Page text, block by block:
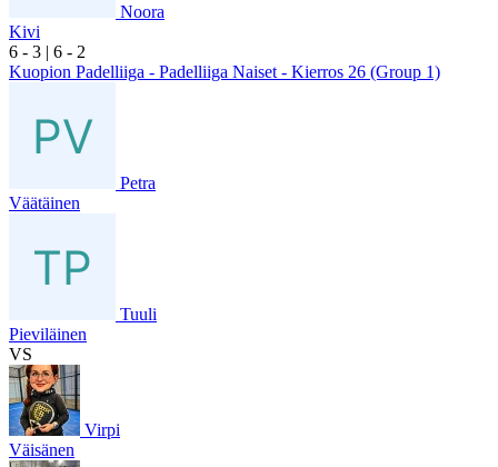
Noora
Kivi
6 - 3 | 6 - 2
Kuopion Padelliiga - Padelliiga Naiset - Kierros 26 (Group 1)
Petra
Väätäinen
Tuuli
Pieviläinen
VS
Virpi
Väisänen